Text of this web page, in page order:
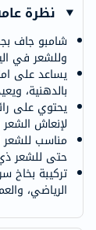
نظرة
شامبو جاف
وللشعر في
يساعد على
بالدهنية،
يحتوي على
لإنعاش
مناسب للشعر
حتى للشعر
تركيبة بخاخ
الرياضي،